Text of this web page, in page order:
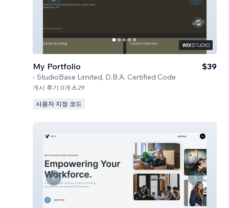
My Portfolio
- StudioBase Limited, D.B.A. Certified Code
$39
게시 후기 0개 29
사용자 지정 코드